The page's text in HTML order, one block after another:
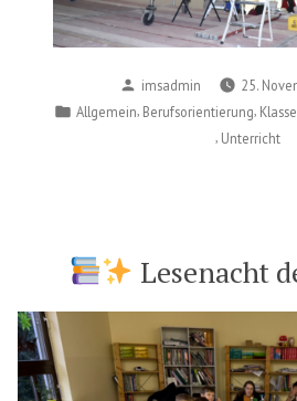
Posted
by
imsadmin
25.
Posted
Allgemein Berufsorientierung
Unterricht
Lesenacht